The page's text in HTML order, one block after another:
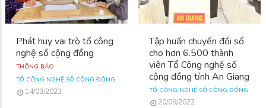
Phát huy vai trò tổ công
nghệ số cộng đồng
THÔNG BÁO
TỔ CÔNG NGHỆ SỐ CỘNG ĐỒNG
14/03/2023
Tập huấn chuyển đổi số
cho hơn 6.500 thành
viên Tổ Công nghệ số
cộng đồng tỉnh An Giang
TỔ CÔNG NGHỆ SỐ CỘNG ĐỒNG
20/09/2022